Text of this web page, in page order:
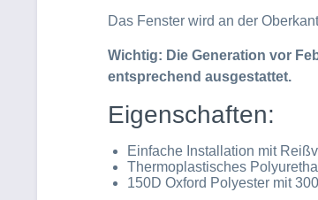
Das Fenster wird an der
Wichtig: Die Generation vor
entsprechend ausgestattet.
Eigenschaften:
Einfache Installation mit
Thermoplastisches
150D Oxford Polyester mit